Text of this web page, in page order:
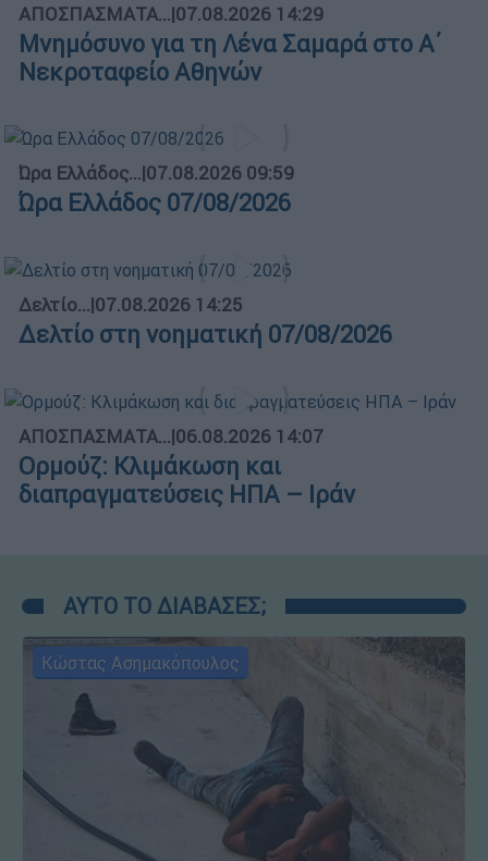
ΑΠΟΣΠΑΣΜΑΤΑ...|07.08.2026 14:29
Μνημόσυνο για τη Λένα Σαμαρά στο Α΄
Νεκροταφείο Αθηνών
Ώρα Ελλάδος...|07.08.2026 09:59
Ώρα Ελλάδος 07/08/2026
Δελτίο...|07.08.2026 14:25
Δελτίο στη νοηματική 07/08/2026
ΑΠΟΣΠΑΣΜΑΤΑ...|06.08.2026 14:07
Ορμούζ: Κλιμάκωση και
διαπραγματεύσεις ΗΠΑ – Ιράν
ΑΥΤΟ ΤΟ ΔΙΑΒΑΣΕΣ;
Κώστας Ασημακόπουλος